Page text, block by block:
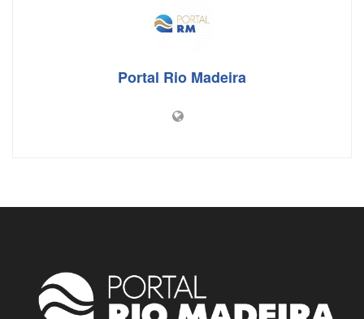
Portal Rio Madeira